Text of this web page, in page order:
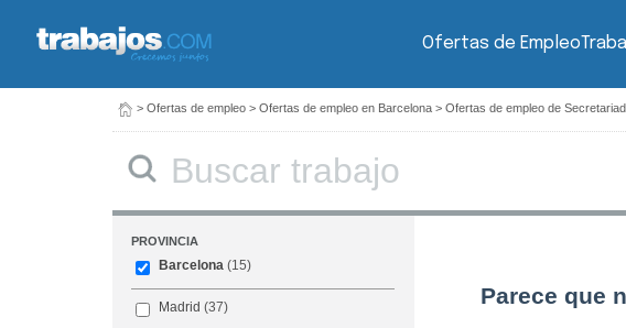
Ofertas de Empleo
> Ofertas de empleo > Ofertas de empleo en Barcelona > Ofertas de empleo de
PROVINCIA
Barcelona (15)
Madrid (37)
Parece que